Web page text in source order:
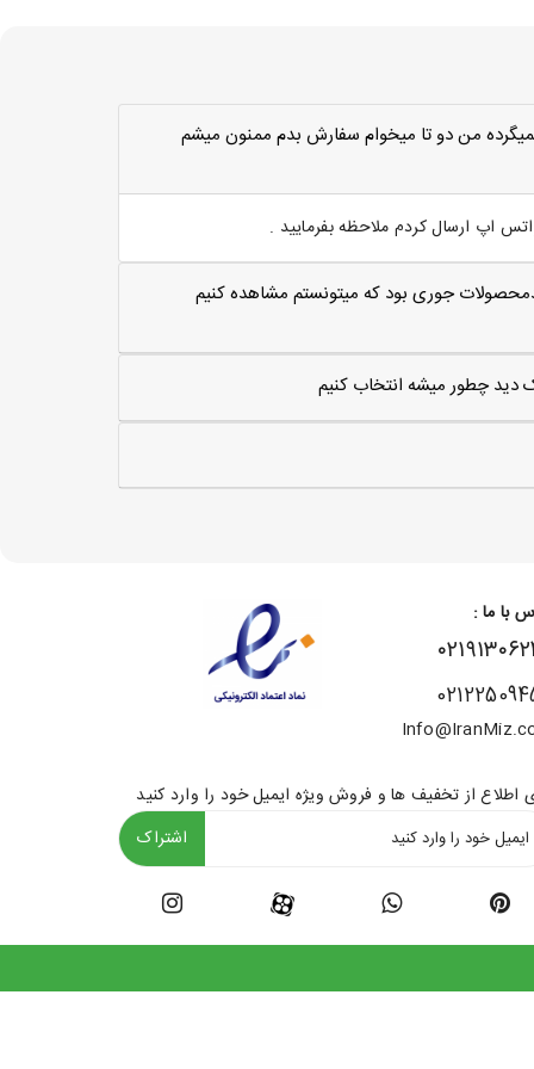
من دو تا ميخوام سفارش بدم ممنون ميشم
اپ ارسال کردم ملاحظه بفرمایید .
50سانت اگه کدمحصولات جوری بود که میتونستم مشاهده کنیم
دید چطور میشه انتخاب کنیم
با ما :
اطلاع از تخفیف ها و فروش ویژه ایمیل خود را وارد کنید
اشتراک